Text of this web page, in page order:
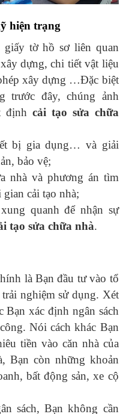
hiện trạng
tờ hồ sơ liên quan
dựng, chi tiết vật liệu
xây dựng …Đặc biệt
trước đây, chúng ảnh
định cải tạo sửa chữa
bị gia dụng… và giải
bảo vệ;
nhà và phương án tìm
cải tạo nhà;
quanh để nhận sự
tạo sửa chữa nhà.
là Bạn đầu tư vào tổ
nghiệm sử dụng. Xét
Bạn xác định ngân sách
Nói cách khác Bạn
tiền vào căn nhà của
Bạn còn những khoản
bất động sản, xe cộ
sách, Bạn không cần